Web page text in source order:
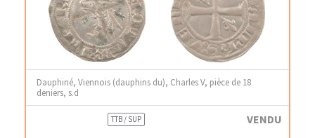
Dauphiné, Viennois (dauphins du), Charles V, pièce de 18
deniers, s.d
TTB / SUP VENDU